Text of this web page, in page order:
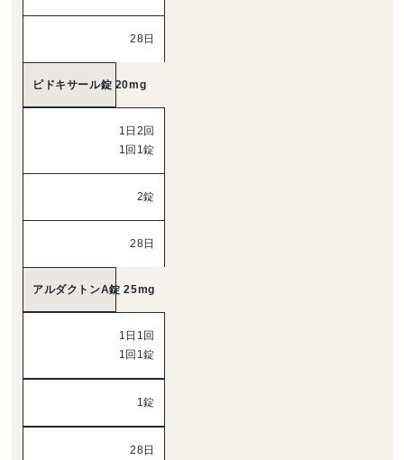
28日
ピドキサール錠 20mg
1日2回
1回1錠
2錠
28日
アルダクトンA錠 25mg
1日1回
1回1錠
1錠
28日